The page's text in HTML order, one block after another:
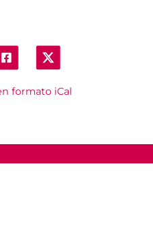
formato iCal